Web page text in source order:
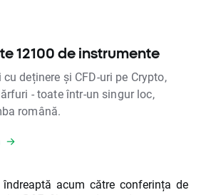
12100 de instrumente
deținere și CFD-uri pe Crypto,
- toate într-un singur loc,
română.
acum către conferința de